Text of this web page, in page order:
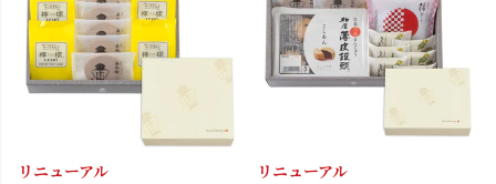
リニューアル リニューアル